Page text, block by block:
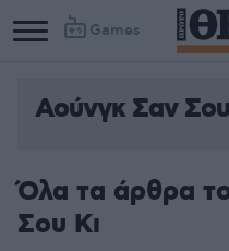
Games
Αούνγκ Σαν
Όλα τα άρθρα
Σου Κι